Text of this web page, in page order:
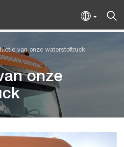
van onze waterstoftruck
onze